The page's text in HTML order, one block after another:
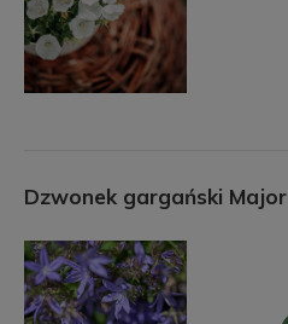
Dzwonek gargański Major